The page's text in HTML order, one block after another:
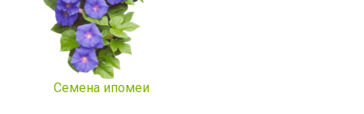
Семена ипомеи